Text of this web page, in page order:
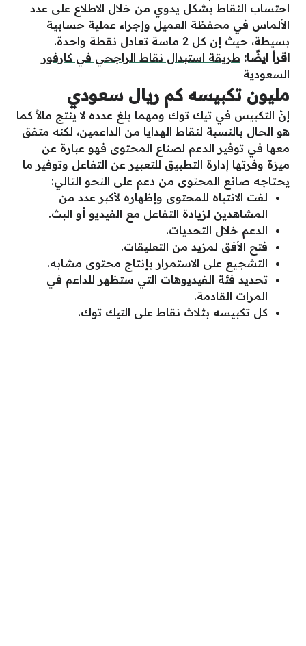
احتساب النقاط بشكل يدوي من خلال الاطلاع على عدد
الألماس في محفظة العميل وإجراء عملية حسابية
بسيطة، حيث إن كل 2 ماسة تعادل نقطة واحدة.
اقرأ ايضًا: طريقة استبدال نقاط الراجحي في كارفور
السعودية
مليون تكبيسه كم ريال سعودي
إنّ التكبيس في تيك توك ومهما بلغ عدده لا ينتج مالاً كما
هو الحال بالنسبة لنقاط الهدايا من الداعمين، لكنه متفق
معها في توفير الدعم لصناع المحتوى فهو عبارة عن
ميزة وفرتها إدارة التطبيق للتعبير عن التفاعل وتوفير ما
يحتاجه صانع المحتوى من دعم على النحو التالي:
لفت الانتباه للمحتوى وإظهاره لأكبر عدد من
المشاهدين لزيادة التفاعل مع الفيديو أو البث.
الدعم خلال التحديات.
فتح الأفق لمزيد من التعليقات.
التشجيع على الاستمرار بإنتاج محتوى مشابه.
تحديد فئة الفيديوهات التي ستظهر للداعم في
المرات القادمة.
كل تكبيسه بثلاث نقاط على التيك توك.